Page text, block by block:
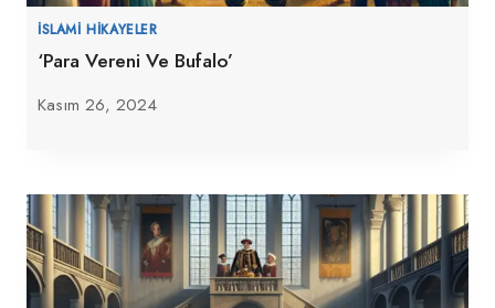
İSLAMI HIKAYELER
‘Para Vereni Ve Bufalo’
Kasım 26, 2024